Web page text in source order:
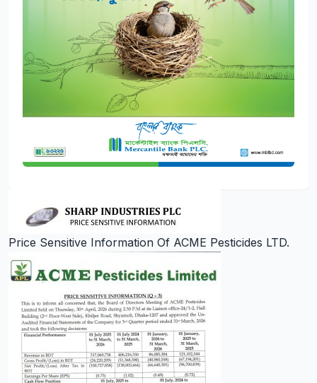
Price Sensitive Information Of ACME Pesticides LTD.